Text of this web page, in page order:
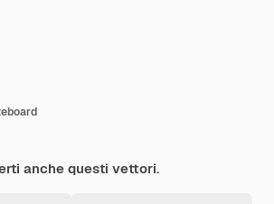
anche questi vettori.